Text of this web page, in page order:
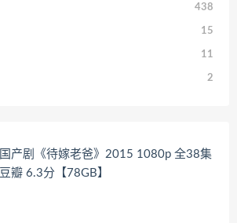
438
15
11
2
国产剧《待嫁老爸》2015 1080p 全38集
豆瓣 6.3分【78GB】